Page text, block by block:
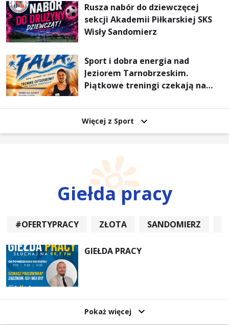
Rusza nabór do dziewczęcej
sekcji Akademii Piłkarskiej SKS
Wisły Sandomierz
Sport i dobra energia nad
Jeziorem Tarnobrzeskim.
Piątkowe treningi czekają na
Więcej z Sport
Giełda pracy
#OFERTYPRACY ZŁOTA SANDOMIERZ
GIEŁDA PRACY
Pokaż więcej